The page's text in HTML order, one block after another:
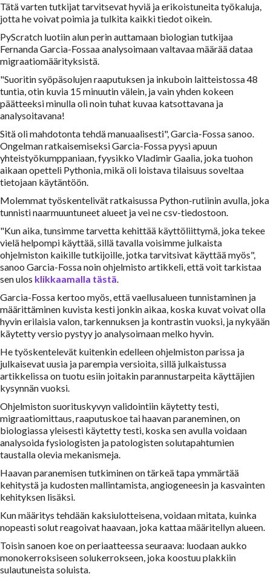
Tätä varten tutkijat tarvitsevat hyviä ja erikoistuneita työkaluja,
jotta he voivat poimia ja tulkita kaikki tiedot oikein.
PyScratch luotiin alun perin auttamaan biologian tutkijaa
Fernanda Garcia-Fossaa analysoimaan valtavaa määrää dataa
migraatiomäärityksistä.
"Suoritin syöpäsolujen raaputuksen ja inkuboin laitteistossa 48
tuntia, otin kuvia 15 minuutin välein, ja vain yhden kokeen
päätteeksi minulla oli noin tuhat kuvaa katsottavana ja
analysoitavana!
Sitä oli mahdotonta tehdä manuaalisesti", Garcia-Fossa sanoo.
Ongelman ratkaisemiseksi Garcia-Fossa pyysi apuun
yhteistyökumppaniaan, fyysikko Vladimir Gaalia, joka tuohon
aikaan opetteli Pythonia, mikä oli loistava tilaisuus soveltaa
tietojaan käytäntöön.
Molemmat työskentelivät ratkaisussa Python-rutiinin avulla, joka
tunnisti naarmuuntuneet alueet ja vei ne csv-tiedostoon.
"Kun aika, tunsimme tarvetta kehittää käyttöliittymä, joka tekee
vielä helpompi käyttää, sillä tavalla voisimme julkaista
ohjelmiston kaikille tutkijoille, jotka tarvitsivat käyttää myös",
sanoo Garcia-Fossa noin ohjelmisto artikkeli, että voit tarkistaa
sen ulos klikkaamalla tästä.
Garcia-Fossa kertoo myös, että vaellusalueen tunnistaminen ja
määrittäminen kuvista kesti jonkin aikaa, koska kuvat voivat olla
hyvin erilaisia valon, tarkennuksen ja kontrastin vuoksi, ja nykyään
käytetty versio pystyy jo analysoimaan melko hyvin.
He työskentelevät kuitenkin edelleen ohjelmiston parissa ja
julkaisevat uusia ja parempia versioita, sillä julkaistussa
artikkelissa on tuotu esiin joitakin parannustarpeita käyttäjien
kysynnän vuoksi.
Ohjelmiston suorituskyvyn validointiin käytetty testi,
migraatiomittaus, raaputuskoe tai haavan paraneminen, on
biologiassa yleisesti käytetty testi, koska sen avulla voidaan
analysoida fysiologisten ja patologisten solutapahtumien
taustalla olevia mekanismeja.
Haavan paranemisen tutkiminen on tärkeä tapa ymmärtää
kehitystä ja kudosten mallintamista, angiogeneesin ja kasvainten
kehityksen lisäksi.
Kun määritys tehdään kaksiulotteisena, voidaan mitata, kuinka
nopeasti solut reagoivat haavaan, joka kattaa määritellyn alueen.
Toisin sanoen koe on periaatteessa seuraava: luodaan aukko
monokerroksiseen solukerrokseen, joka koostuu plakkiin
sulautuneista soluista.